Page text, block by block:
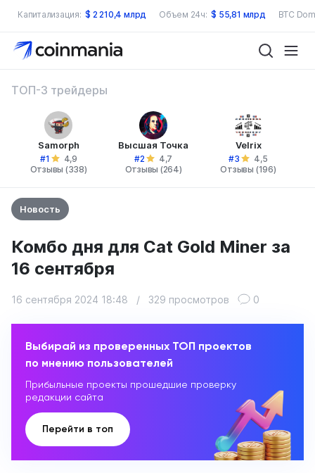
Капитализация: $ 2 210,4 млрд Объем 24ч: $ 55,81 млрд BTC
ТОП-3 трейдеры
Samorph
#1
4,9
Отзывы (338)
Высшая Точка
#2
4,7
Отзывы (264)
Velrix
#3
4,5
Отзывы (196)
Новость
Комбо дня для Cat Gold Miner за
16 сентября
16 сентября 2024 18:48 / 329 просмотров 0
Выбирай из проверенных ТОП проектов
по мнению пользователей
Прибыльные проекты прошедшие проверку
редакции сайта
Перейти в топ